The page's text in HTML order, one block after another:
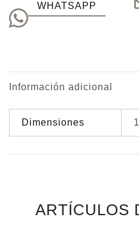
WHATSAPP
Información adicional
Dimensiones
ARTÍCULOS